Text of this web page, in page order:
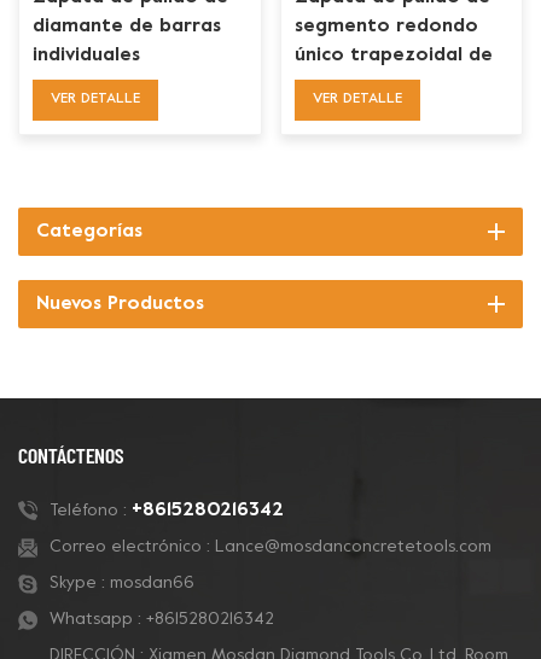
diamante de barras
individuales
trapezoidales Mosdan
VER DETALLE
segmento redondo
único trapezoidal de
hormigón para
VER DETALLE
Categorías
Nuevos Productos
CONTÁCTENOS
Teléfono : +8615280216342
Correo electrónico : Lance@mosdanconcretetools.com
Skype : mosdan66
Whatsapp : +8615280216342
DIRECCIÓN : Xiamen Mosdan Diamond Tools Co.,Ltd. Room